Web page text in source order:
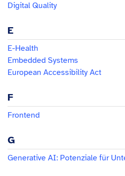
Digital Quality
E
E-Health
Embedded Systems
European Accessibility Act
F
Frontend
G
Generative AI: Potenziale für